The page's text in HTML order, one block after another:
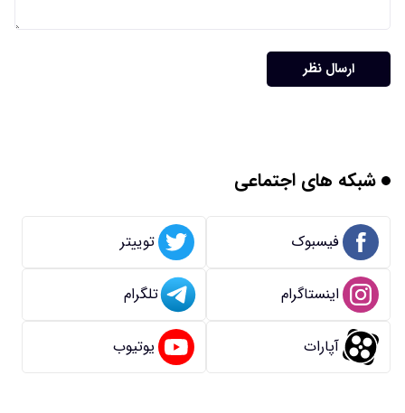
ارسال نظر
شبکه های اجتماعی
فیسبوک توییتر
اینستاگرام تلگرام
آپارات یوتیوب